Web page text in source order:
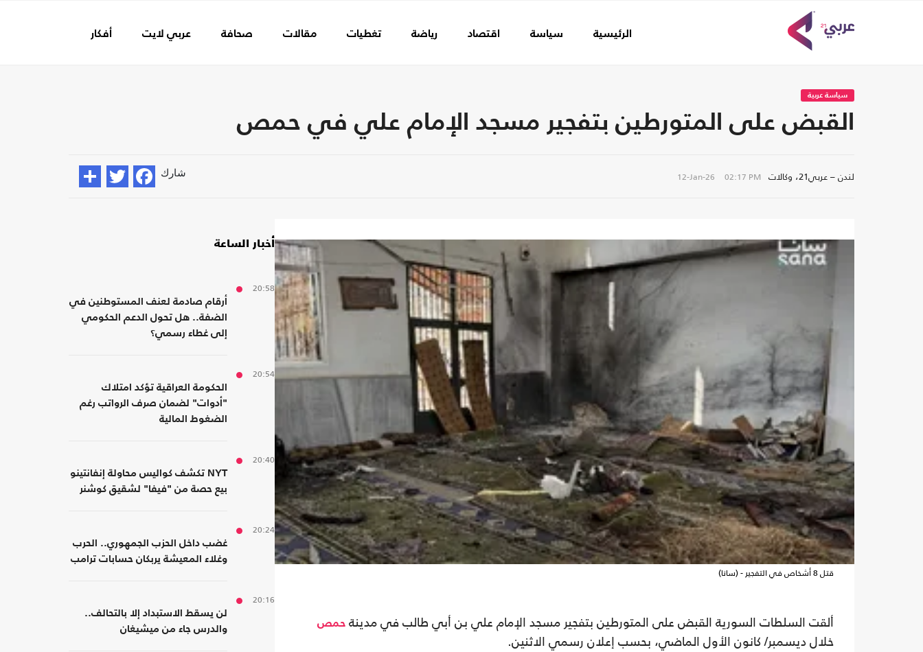
الرئيسية سياسة اقتصاد رياضة تغطيات مقالات صحافة عربي لايت أفكار
سياسة عربية
القبض على المتورطين بتفجير مسجد الإمام علي في حمص
لندن – عربي21، وكالات 12-Jan-26 02:17 PM شارك
قتل 8 أشخاص في التفجير - (سانا)
ألقت السلطات السورية القبض على المتورطين بتفجير مسجد الإمام علي بن أبي طالب في مدينة حمص
خلال ديسمبر/ كانون الأول الماضي، بحسب إعلان رسمي الاثنين.
أخبار الساعة
20:58
أرقام صادمة لعنف المستوطنين في
الضفة.. هل تحول الدعم الحكومي
إلى غطاء رسمي؟
20:54
الحكومة العراقية تؤكد امتلاك
"أدوات" لضمان صرف الرواتب رغم
الضغوط المالية
20:40
NYT تكشف كواليس محاولة إنفانتينو
بيع حصة من "فيفا" لشقيق كوشنر
20:24
غضب داخل الحزب الجمهوري.. الحرب
وغلاء المعيشة يربكان حسابات ترامب
20:16
لن يسقط الاستبداد إلا بالتحالف..
والدرس جاء من ميشيغان